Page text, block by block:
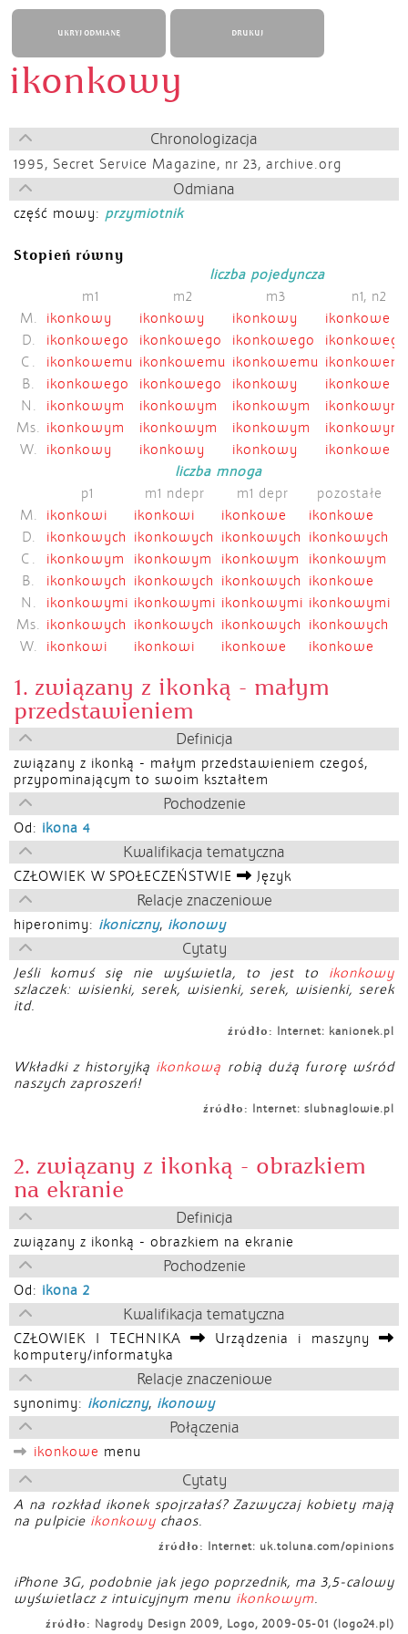
UKRYJ ODMIANĘ DRUKUJ
ikonkowy
Chronologizacja
1995, Secret Service Magazine, nr 23, archive.org
Odmiana
część mowy: przymiotnik
Stopień równy
liczba pojedyncza
m1
m2 m3
n1, n2
M.
ikonkowy ikonkowy ikonkowy
ikonkowe
D.
ikonkowego ikonkowego ikonkowego
ikonkowego
C.
ikonkowemu ikonkowemu ikonkowemu
B.
ikonkowego ikonkowego ikonkowy
ikonkowe
N.
ikonkowym ikonkowym ikonkowym
ikonkowym
Ms. ikonkowym ikonkowym ikonkowym
ikonkowym
W.
ikonkowy ikonkowy ikonkowy
ikonkowe
liczba mnoga
p1
m1 ndepr m1 depr
pozostałe
M.
ikonkowi ikonkowi ikonkowe
ikonkowe
D.
ikonkowych ikonkowych ikonkowych
ikonkowych
C.
ikonkowym ikonkowym ikonkowym
ikonkowym
B.
ikonkowych ikonkowych ikonkowych
ikonkowe
N.
ikonkowymi ikonkowymi ikonkowymi ikonkowymi
Ms. ikonkowych ikonkowych ikonkowych
ikonkowych
W.
ikonkowi ikonkowi ikonkowe ikonkowe
1. związany z ikonką - małym
przedstawieniem
Definicja
związany z ikonką - małym przedstawieniem czegoś,
przypominającym to swoim kształtem
Pochodzenie
Od: ikona 4
Kwalifikacja tematyczna
CZŁOWIEK W SPOŁECZEŃSTWIE Język
Relacje znaczeniowe
hiperonimy: ikoniczny, ikonowy
Cytaty
Jeśli komuś się nie wyświetla, to jest to ikonkowy
szlaczek: wisienki, serek, wisienki, serek, wisienki, serek
itd.
źródło: Internet: kanionek.pl
Wkładki z historyjką ikonkową robią dużą furorę wśród
naszych zaproszeń!
źródło: Internet: slubnaglowie.pl
2. związany z ikonką - obrazkiem
na ekranie
Definicja
związany z ikonką - obrazkiem na ekranie
Pochodzenie
Od: ikona 2
Kwalifikacja tematyczna
CZŁOWIEK I TECHNIKA
Urządzenia i maszyny
komputery/informatyka
Relacje znaczeniowe
synonimy: ikoniczny, ikonowy
Połączenia
ikonkowe menu
Cytaty
A na rozkład ikonek spojrzałaś? Zazwyczaj kobiety mają
na pulpicie ikonkowy chaos.
źródło: Internet: uk.toluna.com/opinions
iPhone 3G, podobnie jak jego poprzednik, ma 3,5-calowy
wyświetlacz z intuicyjnym menu ikonkowym.
źródło: Nagrody Design 2009, Logo, 2009-05-01 (logo24.pl)